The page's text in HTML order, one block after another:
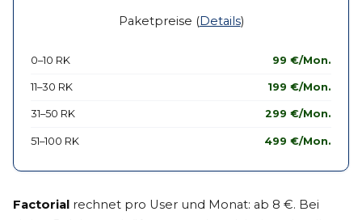
Paketpreise (Details)
0–10 RK 99 €/Mon.
11–30 RK 199 €/Mon.
31–50 RK 299 €/Mon.
51–100 RK 499 €/Mon.
Factorial rechnet pro User und Monat: ab 8 €. Bei